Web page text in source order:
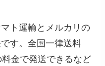
ト運輸とメルカリの
す。全国一律送料
金で発送できるなど